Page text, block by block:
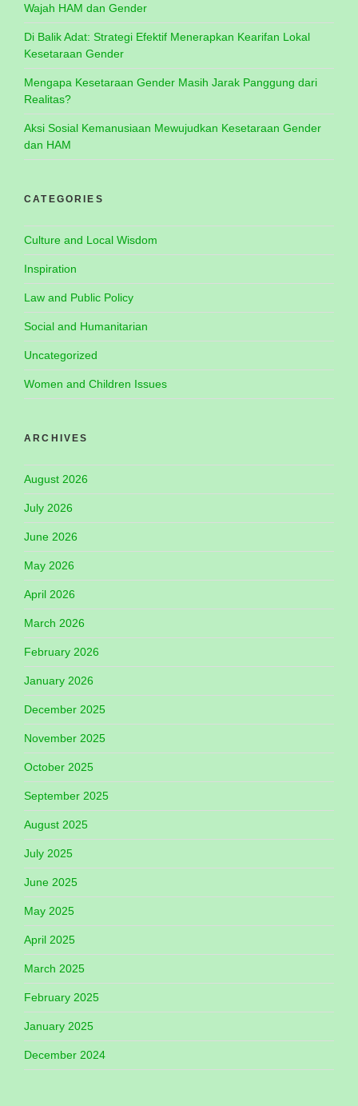
Wajah HAM dan Gender
Di Balik Adat: Strategi Efektif Menerapkan Kearifan Lokal
Kesetaraan Gender
Mengapa Kesetaraan Gender Masih Jarak Panggung dari
Realitas?
Aksi Sosial Kemanusiaan Mewujudkan Kesetaraan Gender
dan HAM
CATEGORIES
Culture and Local Wisdom
Inspiration
Law and Public Policy
Social and Humanitarian
Uncategorized
Women and Children Issues
ARCHIVES
August 2026
July 2026
June 2026
May 2026
April 2026
March 2026
February 2026
January 2026
December 2025
November 2025
October 2025
September 2025
August 2025
July 2025
June 2025
May 2025
April 2025
March 2025
February 2025
January 2025
December 2024